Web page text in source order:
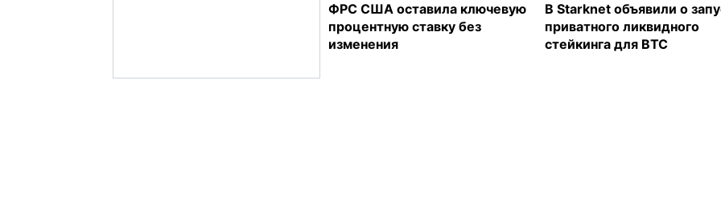
ФРС США оставила ключевую
процентную ставку без
изменения
В Starknet объявили о
приватного ликвидного
стейкинга для BTC